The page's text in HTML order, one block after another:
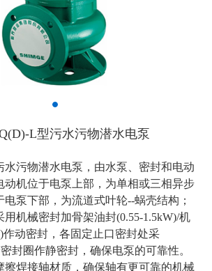
L型污水污物潜水电泵
水污物潜水电泵，由水泵、密封和电动
动机位于电泵上部，为单相或三相异步
泵下部，为流道式叶轮--蜗壳结构；
机械密封加骨架油封(0.55-1.5kW)/机
作动密封，各固定止口密封处采
封圈作静密封，确保电泵的可靠性。
擦焊接轴材质，确保轴有更可靠的机械